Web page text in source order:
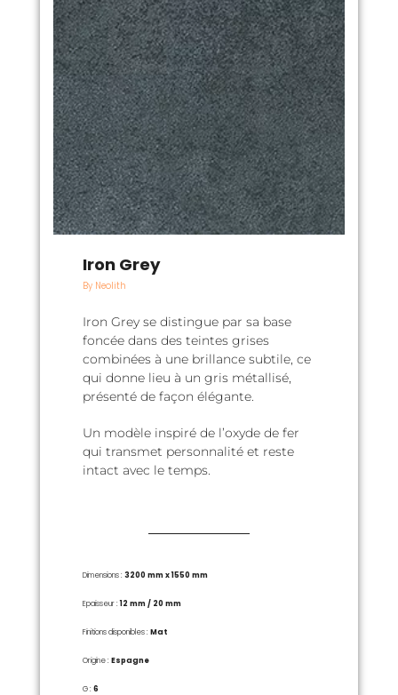
Iron Grey
By Neolith
Iron Grey se distingue par sa base
foncée dans des teintes grises
combinées à une brillance subtile, ce
qui donne lieu à un gris métallisé,
présenté de façon élégante.
Un modèle inspiré de l’oxyde de fer
qui transmet personnalité et reste
intact avec le temps.
Dimensions : 3200 mm x 1550 mm
Epaisseur :12 mm / 20 mm
Finitions disponibles : Mat
Origine : Espagne
G : 6